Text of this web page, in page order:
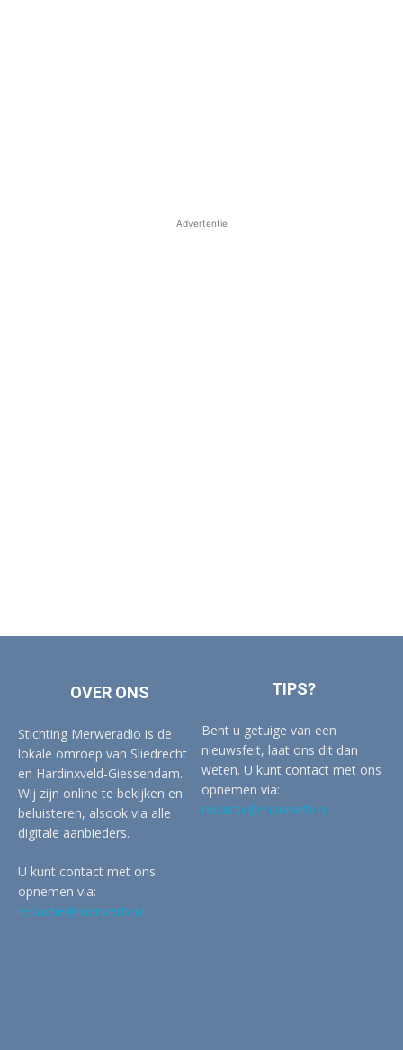
Advertentie
OVER ONS
Stichting Merweradio is de
lokale omroep van Sliedrecht
en Hardinxveld-Giessendam.
Wij zijn online te bekijken en
beluisteren, alsook via alle
digitale aanbieders.
U kunt contact met ons
opnemen via:
redactie@merwertv.nl
TIPS?
Bent u getuige van een
nieuwsfeit, laat ons dit dan
weten. U kunt contact met ons
opnemen via:
redactie@merwertv.nl